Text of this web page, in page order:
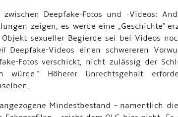
Deepfake-Fotos und -Videos:
zeigen, es werde eine „Geschichte"
sexueller Begierde sei bei Videos
Deepfake-Videos einen schwereren
Fotos verschickt, nicht zulässig der
würde." Höherer Unrechtsgehalt
Mindestbestand - namentlich